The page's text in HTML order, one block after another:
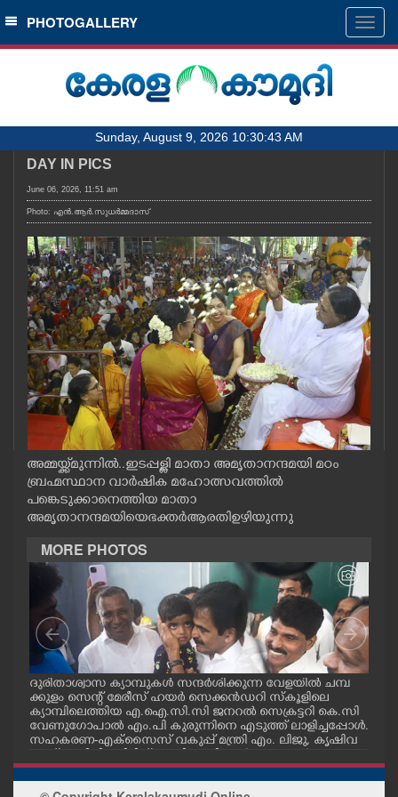
SECTIONS
HOME
NOTIFIED NEWS
KERALA
LOCAL
OBITUARY
NEWS 360
CASE DIARY
CINEMA
OPINION
PHOTOS
LIFESTYLE
SPIRITUAL
INFO+
PHOTOGALLERY
Sunday, August 9, 2026 10:30:43 AM
DAY IN PICS
June 06, 2026, 11:51 am
Photo: എൻ.ആർ.സുധർമ്മദാസ്
അമ്മയ്ക്ക് മുന്നിൽ..ഇടപ്പള്ളി മാതാ അമൃതാനന്ദമയി മഠം
ബ്രഹ്മസ്ഥാന വാർഷിക മഹോത്സവത്തിൽ
പങ്കെടുക്കാനെത്തിയ മാതാ
അമൃതാനന്ദമയിയെ ഭക്തർ ആരതി ഉഴിയുന്നു
MORE PHOTOS
ദുരിതാശ്വാസ ക്യാമ്പുകൾ സന്ദർശിക്കുന്ന വേളയിൽ ചമ്പ
ക്കുളം സെന്റ് മേരീസ് ഹയർ സെക്കൻഡറി സ്കൂളിലെ
ക്യാമ്പിലെത്തിയ എ.ഐ.സി.സി ജനറൽ സെക്രട്ടറി കെ.സി
വേണുഗോപാൽ എം.പി കുരുന്നിനെ എടുത്ത് ലാളിച്ചപ്പോൾ.
സഹകരണ-എക്സൈസ് വകുപ്പ് മന്ത്രി എം. ലിജു, കൃഷിവ
ന്നിവർ സമീപം